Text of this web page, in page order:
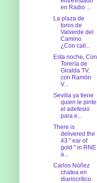
en Radio ...
La plaza de
toros de
Valverde del
Camino
¿Con call...
Esta noche, Con
Torería de
Giralda TV,
con Ramón
V...
Sevilla ya tiene
quien le pinte
el adefesio
para e...
There is
delivered the
43 " ear of
gold " in RNE
a...
Carlos Núñez
chatea en
diariocritico